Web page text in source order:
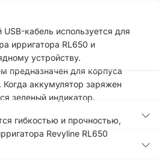
кабель используется для
ирригатора RL650 и
устройству.
предназначен для корпуса
аккумулятор заряжен
зеленый индикатор.
гибкостью и прочностью,
Revyline RL650